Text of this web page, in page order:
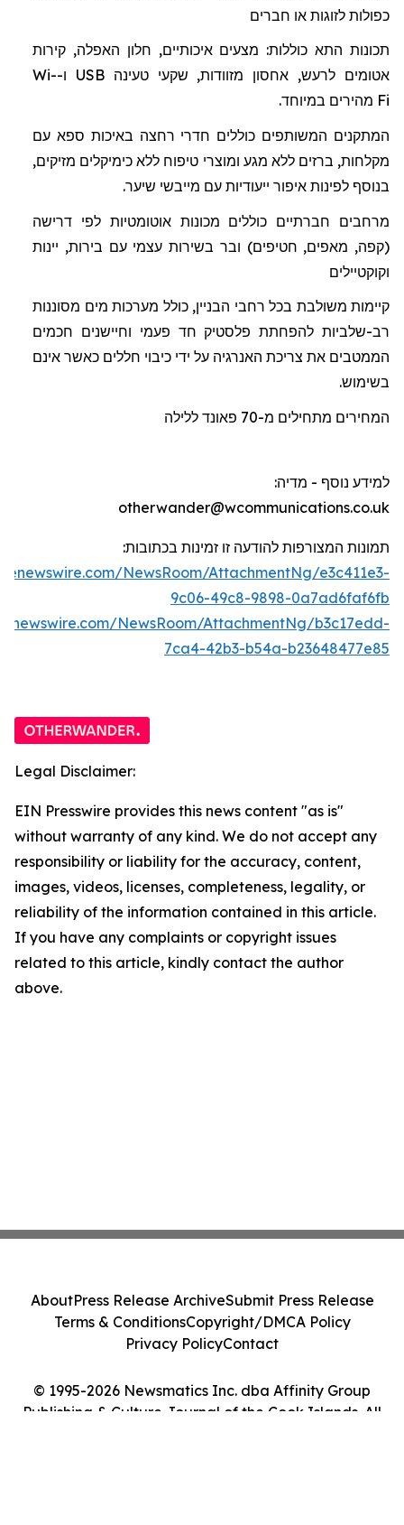
כפולות לזוגות או חברים
תכונות התא כוללות: מצעים איכותיים, חלון האפלה, קירות
אטומים לרעש, אחסון מזוודות, שקעי טעינהUSB ו-Wi-
Fi מהירים במיוחד.
המתקנים המשותפים כוללים חדרי רחצה באיכות ספא עם
מקלחות, ברזים ללא מגע ומוצרי טיפוח ללא כימיקלים מזיקים,
בנוסף לפינות איפור ייעודיות עם מייבשי שיער.
מרחבים חברתיים כוללים מכונות אוטומטיות לפי דרישה
(קפה, מאפים, חטיפים) ובר בשירות עצמי עם בירות, יינות
וקוקטיילים
קיימות משולבת בכל רחבי הבניין, כולל מערכות מים מסוננות
רב-שלביות להפחתת פלסטיק חד פעמי וחיישנים חכמים
הממטבים את צריכת האנרגיה על ידי כיבוי חללים כאשר אינם
בשימוש.
המחירים מתחילים מ-70
פאונד ללילה
למידע נוסף - מדיה:
otherwander@wcommunications.co.uk
תמונות המצורפות להודעה זו זמינות בכתובות:
NewsRoom/AttachmentNg/e3c411e3-
9c06-49c8-9898-0a7ad6faf6fb
NewsRoom/AttachmentNg/b3c17edd-
7ca4-42b3-b54a-b23648477e85
Legal Disclaimer:
EIN Presswire provides this news content "as is"
without warranty of any kind. We do not accept any
responsibility or liability for the accuracy, content,
images, videos, licenses, completeness, legality, or
reliability of the information contained in this article.
If you have any complaints or copyright issues
related to this article, kindly contact the author
above.
© 1995-2026 Newsmatics Inc. dba Affinity Group
Publishing & Culture Journal of the Cook Islands. All
AboutPress Release ArchiveSubmit Press Release
Terms & ConditionsCopyright/DMCA Policy
Privacy PolicyContact